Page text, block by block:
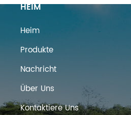
HEIM
Heim
Produkte
Nachricht
Über Uns
Kontaktiere Uns